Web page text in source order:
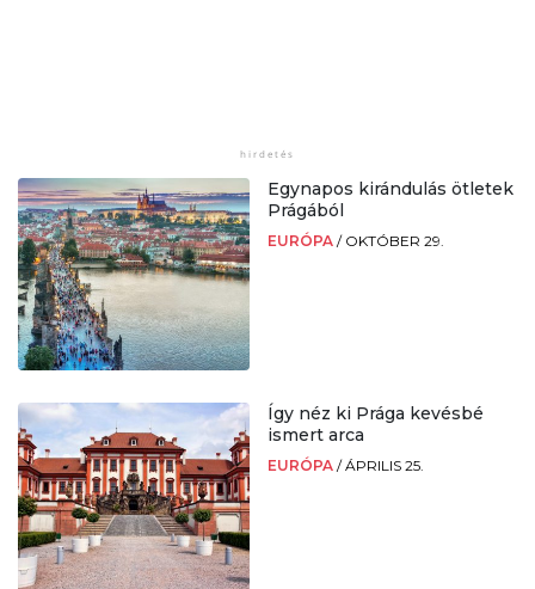
Egynapos kirándulás ötletek
Prágából
EURÓPA / OKTÓBER 29.
Így néz ki Prága kevésbé
ismert arca
EURÓPA /ÁPRILIS 25.